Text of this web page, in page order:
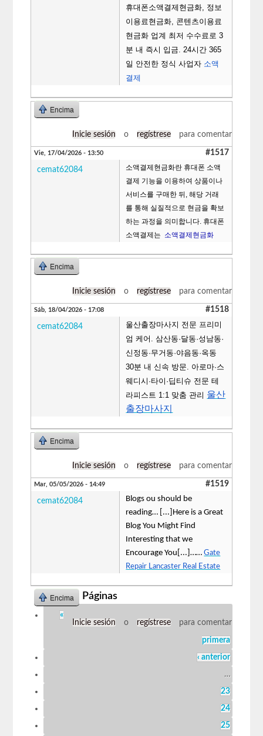
휴대폰소액결제현금화, 정보
이용료현금화, 콘텐츠이용료
현금화 업계 최저 수수료로 3
분 내 즉시 입금. 24시간 365
일 안전한 정식 사업자 소액
결제
Encima
Inicie sesión o regístrese para comentar
Vie, 17/04/2026 - 13:50 #1517
cemat62084
소액결제현금화란 휴대폰 소액
결제 기능을 이용하여 상품이나
서비스를 구매한 뒤, 해당 거래
를 통해 실질적으로 현금을 확보
하는 과정을 의미합니다. 휴대폰
소액결제는 소액결제현금화
Encima
Inicie sesión o regístrese para comentar
Sáb, 18/04/2026 - 17:08 #1518
cemat62084
울산출장마사지 전문 프리미
엄 케어. 삼산동·달동·성남동·
신정동·무거동·야음동·옥동
30분 내 신속 방문. 아로마·스
웨디시·타이·딥티슈 전문 테
라피스트 1:1 맞춤 관리 울산
출장마사지
Encima
Inicie sesión o regístrese para comentar
Mar, 05/05/2026 - 14:49 #1519
cemat62084
Blogs ou should be
reading… [...]Here is a Great
Blog You Might Find
Interesting that we
Encourage You[...]……Gate
Repair Lancaster Real Estate
Encima
Inicie sesión o regístrese para comentar
Páginas
«
primera
‹ anterior
…
23
24
25